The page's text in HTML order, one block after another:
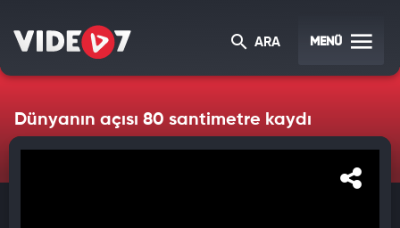
ARA MENÜ
Dünyanın açısı 80 santimetre kaydı